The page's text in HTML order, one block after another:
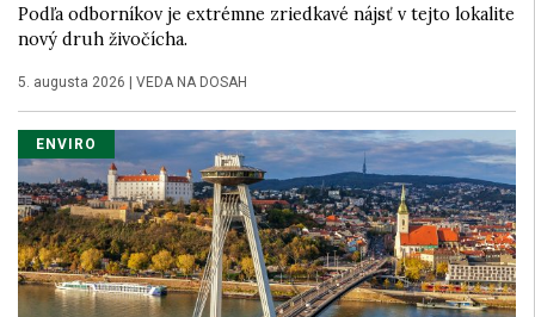
Podľa odborníkov je extrémne zriedkavé nájsť v tejto lokalite
nový druh živočícha.
5. augusta 2026 | VEDA NA DOSAH
ENVIRO